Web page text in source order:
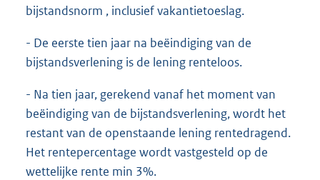
bijstandsnorm , inclusief vakantietoeslag.
- De eerste tien jaar na beëindiging van de
bijstandsverlening is de lening renteloos.
- Na tien jaar, gerekend vanaf het moment van
beëindiging van de bijstandsverlening, wordt het
restant van de openstaande lening rentedragend.
Het rentepercentage wordt vastgesteld op de
wettelijke rente min 3%.